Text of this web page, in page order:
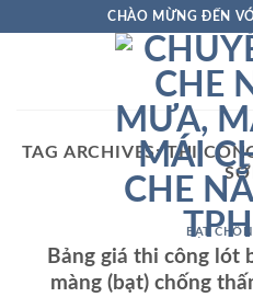
CHÀO MỪNG ĐẾN
TAG ARCHIVES:THI
BẠT
Bảng giá thi công lót
màng (bạt) chống